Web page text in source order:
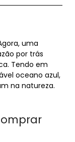
uma
por trás
Tendo em
oceano azul,
na natureza.